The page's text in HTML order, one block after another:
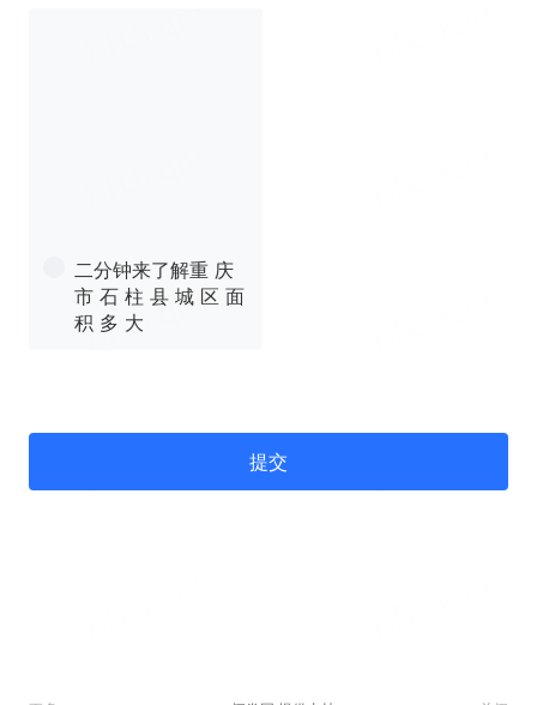
二分钟来了解重 庆
市 石 柱 县 城 区 面
积 多 大
提交